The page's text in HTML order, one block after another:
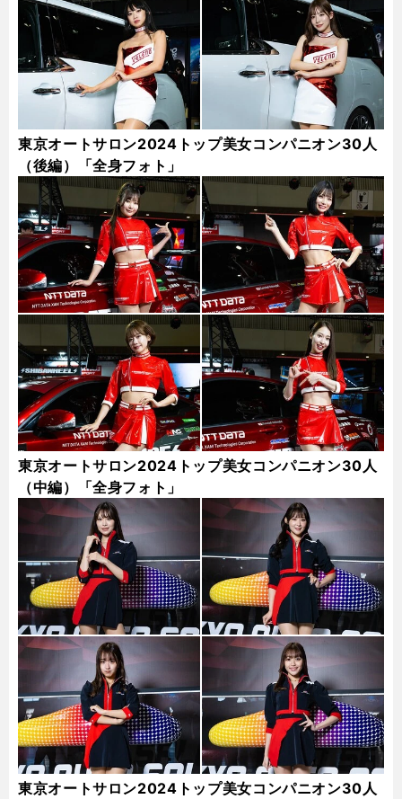
東京オートサロン2024トップ美女コンパニオン30人
（後編）「全身フォト」
東京オートサロン2024トップ美女コンパニオン30人
（中編）「全身フォト」
東京オートサロン2024トップ美女コンパニオン30人